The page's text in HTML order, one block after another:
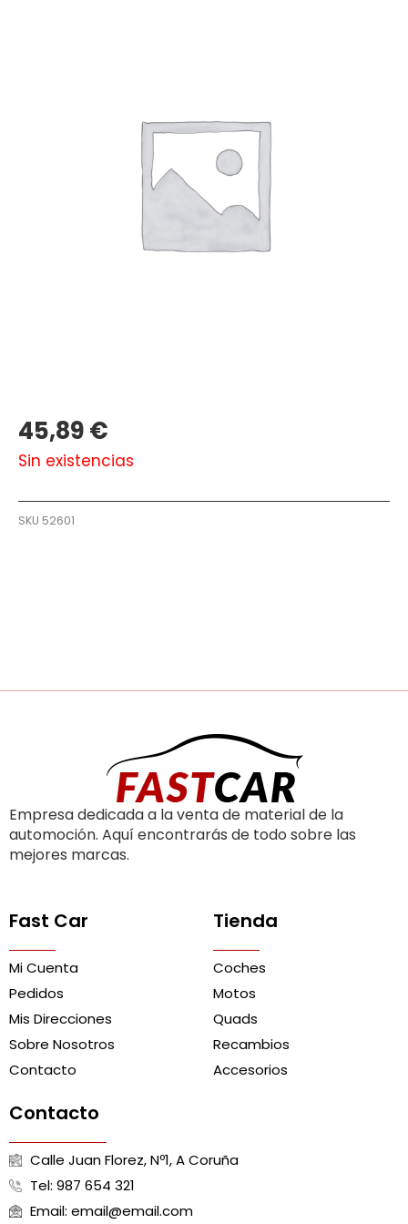
45,89€
Sin existencias
SKU 52601
Empresa dedicada a la venta de material de la
automoción. Aquí encontrarás de todo sobre las
mejores marcas.
Fast Car
Mi Cuenta
Pedidos
Mis Direcciones
Sobre Nosotros
Contacto
Tienda
Coches
Motos
Quads
Recambios
Accesorios
Contacto
Calle Juan Florez, Nº1, A Coruña
Tel: 987 654 321
Email: email@email.com